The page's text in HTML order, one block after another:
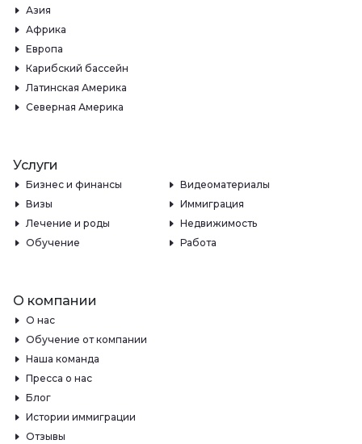
Азия
Африка
Европа
Карибский бассейн
Латинская Америка
Северная Америка
Услуги
Бизнес и финансы
Видеоматериалы
Визы
Иммиграция
Лечение и роды
Недвижимость
Обучение
Работа
О компании
О нас
Обучение от компании
Наша команда
Пресса о нас
Блог
Истории иммиграции
Отзывы